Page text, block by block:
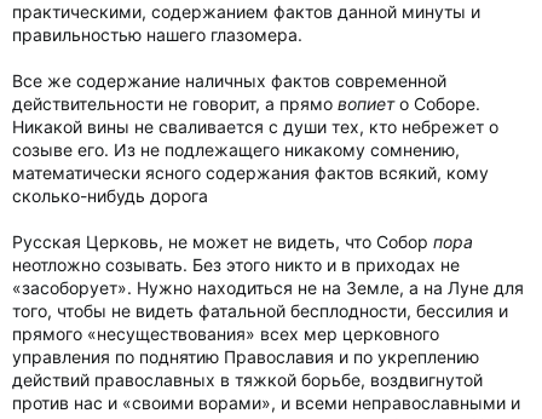
практическими, содержанием фактов данной минуты и
правильностью нашего глазомера.
Все же содержание наличных фактов современной
действительности не говорит, а прямо вопието Соборе.
Никакой вины не сваливается с души тех, кто небрежет о
созыве его. Из не подлежащего никакому сомнению,
математически ясного содержания фактов всякий, кому
сколько-нибудь дорога
Русская Церковь, не может не видеть, что Собор пора
неотложно созывать. Без этого никто и в приходах не
«засоборует». Нужно находиться не на Земле, а на Луне для
того, чтобы не видеть фатальной бесплодности, бессилия и
прямого «несуществования» всех мер церковного
управления по поднятию Православия и по укреплению
действий православных в тяжкой борьбе, воздвигнутой
против нас и «своими ворами», и всеми неправославными и